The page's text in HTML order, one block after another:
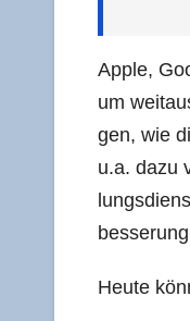
Apple,
um
gen, wie
u.a. dazu
Heu­te